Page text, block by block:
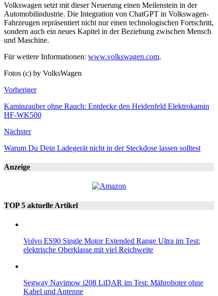
Volkswagen setzt mit dieser Neuerung einen Meilenstein in der
Automobilindustrie. Die Integration von ChatGPT in Volkswagen-
Fahrzeugen repräsentiert nicht nur einen technologischen Fortschritt,
sondern auch ein neues Kapitel in der Beziehung zwischen Mensch
und Maschine.
Für weitere Informationen: www.volkswagen.com.
Fotos (c) by VolksWagen
Vorheriger
Kaminzauber ohne Rauch: Entdecke den Heidenfeld Elektrokamin
HF-WK500
Nächster
Warum Du Dein Ladegerät nicht in der Steckdose lassen solltest
Anzeige
TOP 5 aktuelle Artikel
Volvo ES90 Single Motor Extended Range Ultra im Test:
elektrische Oberklasse mit viel Reichweite
Segway Navimow i208 LiDAR im Test: Mähroboter ohne
Kabel und Antenne